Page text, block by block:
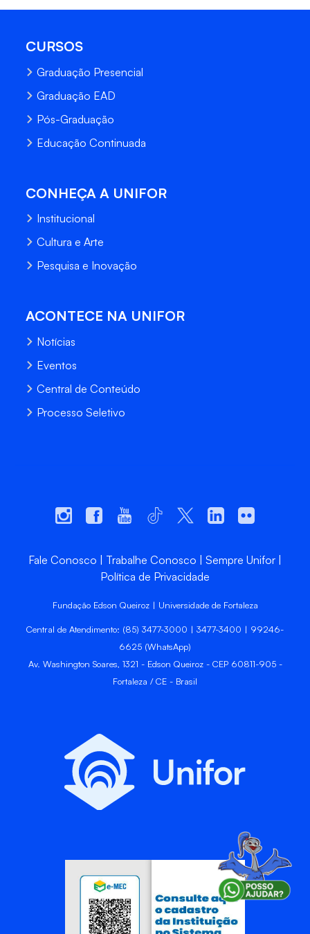
CURSOS
Graduação Presencial
Graduação EAD
Pós-Graduação
Educação Continuada
CONHEÇA A UNIFOR
Institucional
Cultura e Arte
Pesquisa e Inovação
ACONTECE NA UNIFOR
Notícias
Eventos
Central de Conteúdo
Processo Seletivo
Fale Conosco Trabalhe Conosco
Sempre Unifor
Política de Privacidade
Fundação Edson Queiroz | Universidade de Fortaleza
Central de Atendimento: (85) 3477-3000 | 3477-3400 | 99246-
6625 (WhatsApp)
Av. Washington Soares, 1321 - Edson Queiroz - CEP 60811-905 -
Fortaleza / CE - Brasil